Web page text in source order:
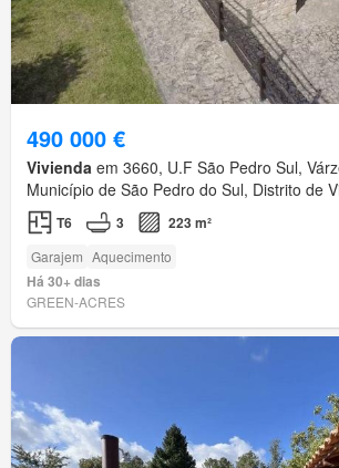
490 000 €
Vivienda em 3660, U.F São Pedro Sul,
Município de São Pedro do Sul, Distrito de
T6 3 223 m²
Garajem Aquecimento
Há 30+ dias
GREEN-ACRES